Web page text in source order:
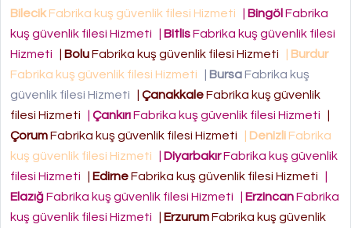
BilecikFabrika kuş güvenlik filesi Hizmeti Bingöl Fabrika
kuş güvenlik filesi Hizmeti
BitlisFabrika kuş güvenlik filesi
Hizmeti
BoluFabrika kuş güvenlik filesi Hizmeti
Burdur
Fabrika kuş güvenlik filesi Hizmeti
BursaFabrika kuş
güvenlik filesi Hizmeti
ÇanakkaleFabrika kuş güvenlik
filesi Hizmeti
ÇankırıFabrika kuş güvenlik filesi Hizmeti
ÇorumFabrika kuş güvenlik filesi Hizmeti Denizli Fabrika
kuş güvenlik filesi Hizmeti
DiyarbakırFabrika kuş güvenlik
filesi Hizmeti
EdirneFabrika kuş güvenlik filesi Hizmeti
ElazığFabrika kuş güvenlik filesi Hizmeti ErzincanFabrika
kuş güvenlik filesi Hizmeti
ErzurumFabrika kuş güvenlik